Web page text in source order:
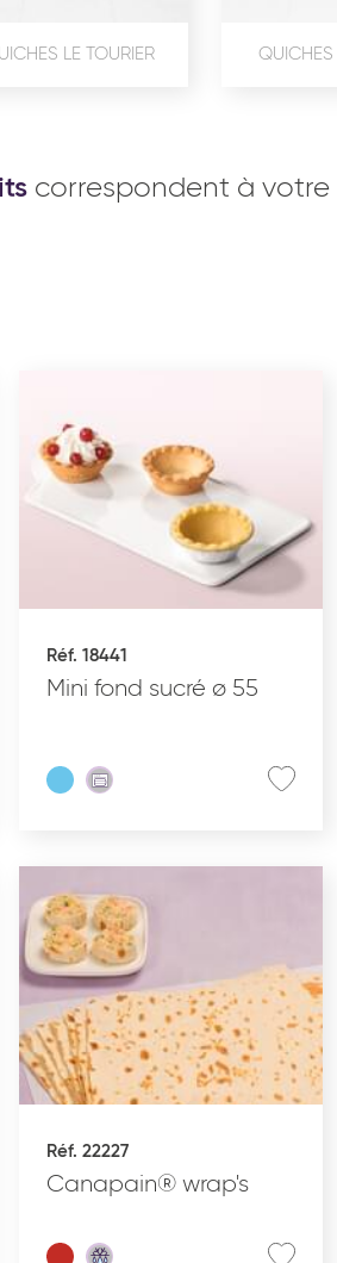
LE TOURIER QUICHES
correspondent à votre
VIENNOISERIE
Pré-
Précuit
Cuit
Glacé
Réf. 18441
Mini fond sucré ø 55
Réf. 22227
Canapain® wrap's